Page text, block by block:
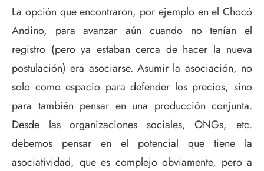
La opción que encontraron, por ejemplo en el Chocó
Andino, para avanzar aún cuando no tenían el
registro (pero ya estaban cerca de hacer la nueva
postulación) era asociarse. Asumir la asociación, no
solo como espacio para defender los precios, sino
para también pensar en una producción conjunta.
Desde las organizaciones sociales, ONGs, etc.
debemos pensar en el potencial que tiene la
asociatividad, que es complejo obviamente, pero a